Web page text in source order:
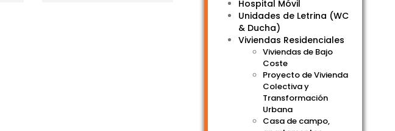
Hospital Móvil
Unidades de Letrina (WC
& Ducha)
Viviendas Residenciales
Viviendas de Bajo
Coste
Proyecto de Vivienda
Colectiva y
Transformación
Urbana
Casa de campo,